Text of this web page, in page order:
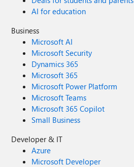
AI for education
Business
Microsoft AI
Microsoft Security
Dynamics 365
Microsoft 365
Microsoft Power Platform
Microsoft Teams
Microsoft 365 Copilot
Small Business
Developer & IT
Azure
Microsoft Developer